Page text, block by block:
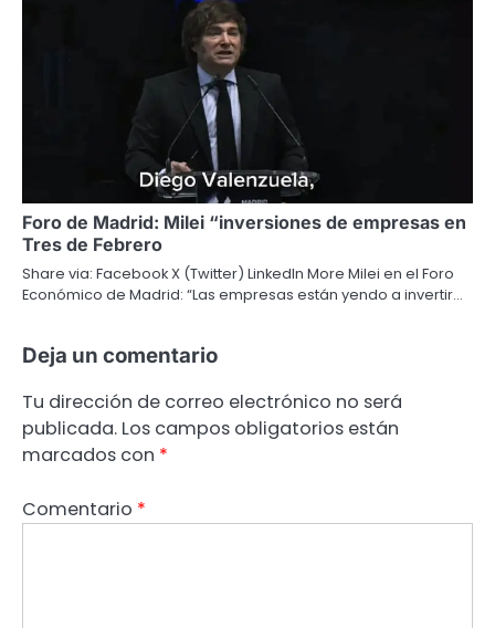
Foro de Madrid: Milei “inversiones de empresas en
Tres de Febrero
Share via: Facebook X (Twitter) LinkedIn More Milei en el Foro
Económico de Madrid: “Las empresas están yendo a invertir…
Deja un comentario
Tu dirección de correo electrónico no será
publicada. Los campos obligatorios están
marcados con *
Comentario *